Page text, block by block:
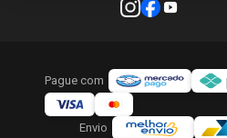
Pague com
Envio